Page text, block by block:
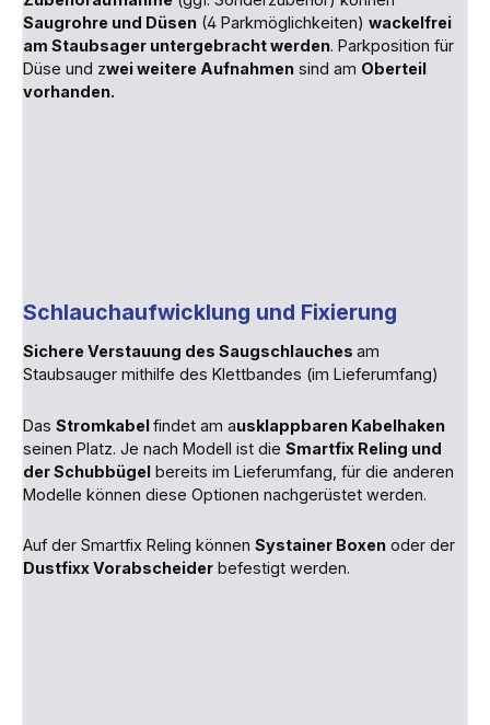
Saugrohre und Düsen (4 Parkmöglichkeiten) wackelfrei
am Staubsager untergebracht werden. Parkposition für
Düse und zwei weitere Aufnahmen sind am Oberteil
vorhanden.
Schlauchaufwicklung und Fixierung
Sichere Verstauung des Saugschlauches am
Staubsauger mithilfe des Klettbandes (im Lieferumfang)
Das Stromkabelfindet am ausklappbaren Kabelhaken
seinen Platz. Je nach Modell ist die Smartfix Reling und
der Schubbügel bereits im Lieferumfang, für die anderen
Modelle können diese Optionen nachgerüstet werden.
Auf der Smartfix Reling können Systainer Boxen oder der
Dustfixx Vorabscheider befestigt werden.